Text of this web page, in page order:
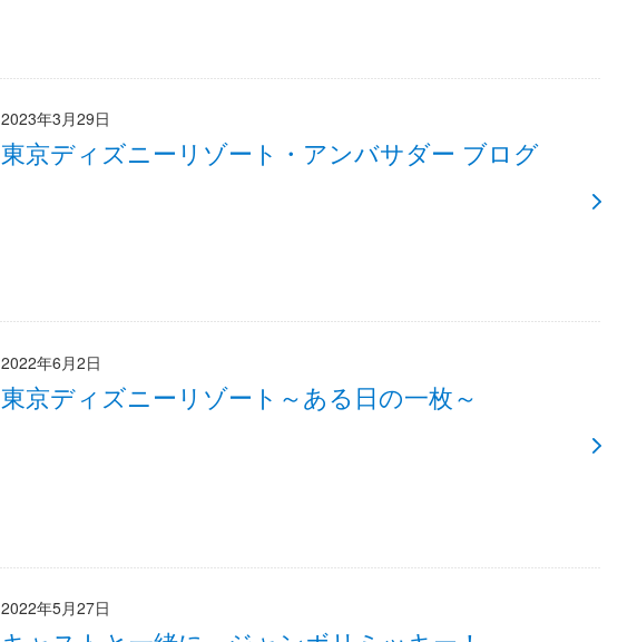
2023年3月29日
東京ディズニーリゾート・アンバサダー ブログ
2022年6月2日
東京ディズニーリゾート～ある日の一枚～
2022年5月27日